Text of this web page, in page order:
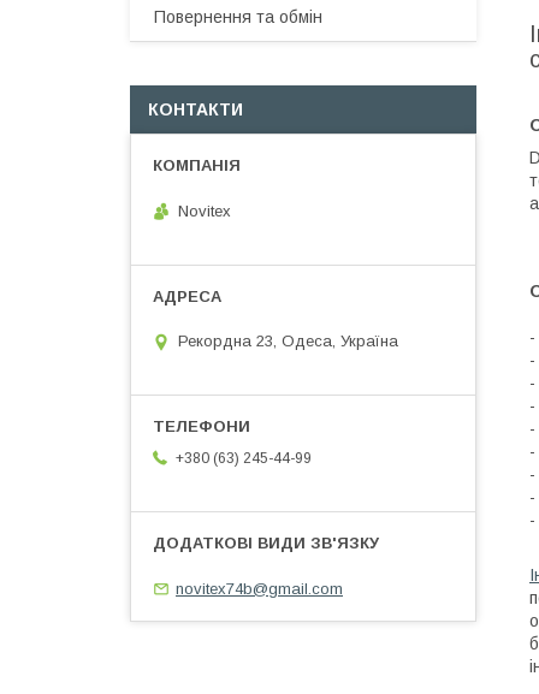
-
-
-
-
-
-
-
-
Повернення та обмін
КОНТАКТИ
Novitex
Рекордна 23, Одеса, Україна
+380 (63) 245-44-99
novitex74b@gmail.com